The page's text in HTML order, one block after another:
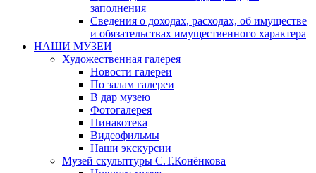
заполнения
Сведения о доходах, расходах, об имуществе
и обязательствах имущественного характера
НАШИ МУЗЕИ
Художественная галерея
Новости галереи
По залам галереи
В дар музею
Фотогалерея
Пинакотека
Видеофильмы
Наши экскурсии
Музей скульптуры С.Т.Конёнкова